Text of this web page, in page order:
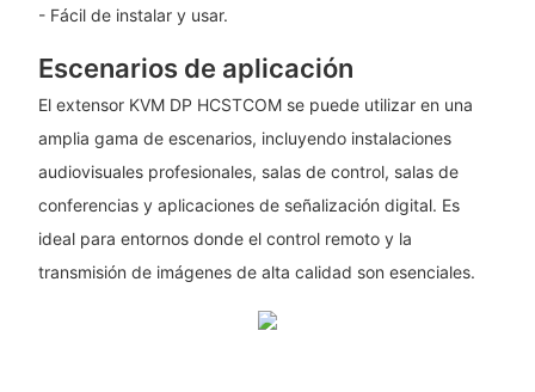
- Fácil de instalar y usar.
Escenarios de aplicación
El extensor KVM DP HCSTCOM se puede utilizar en una
amplia gama de escenarios, incluyendo instalaciones
audiovisuales profesionales, salas de control, salas de
conferencias y aplicaciones de señalización digital. Es
ideal para entornos donde el control remoto y la
transmisión de imágenes de alta calidad son esenciales.